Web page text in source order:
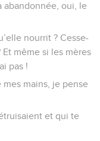
abandonnée, oui, le
nourrit ? Cesse-
Et même si les mères
pas !
mes mains, je pense
et qui te